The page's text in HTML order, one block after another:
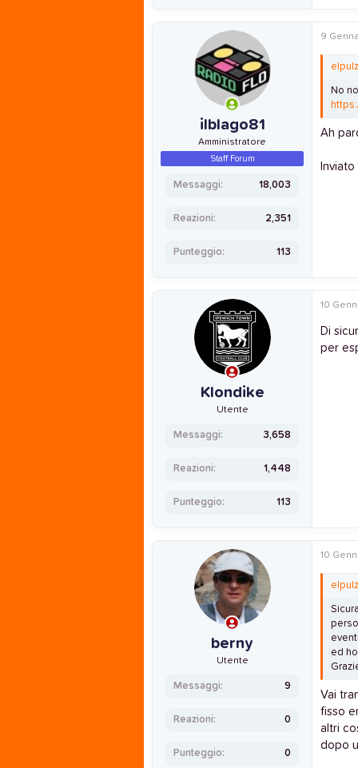
ilblago81
Amministratore
Staff Forum
Messaggi 18,003
Reazioni 2,351
Punteggio 113
9
No
Ah
Inviato
Klondike
Utente
Messaggi 3,658
Reazioni 1,448
Punteggio 113
10
Di
per
berny
Utente
Messaggi 9
Reazioni 0
Punteggio 0
10
ed
Vai
fisso
altri
dopo